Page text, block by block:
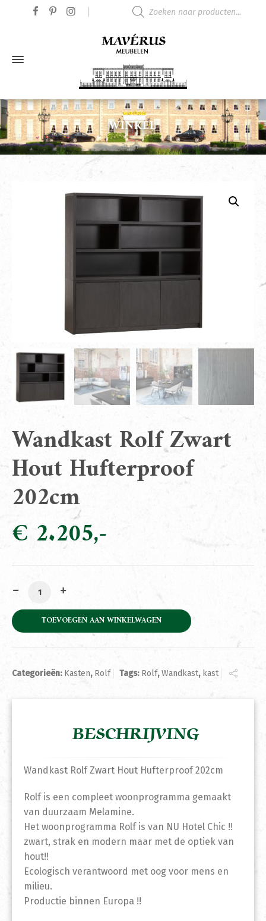
WINKEL
Wandkast Rolf Zwart
Hout Hufterproof
202cm
€ 2.205
Wandkast Rolf Zwart Hout Hufterproof 202cm aantal
TOEVOEGEN AAN WINKELWAGEN
Categorieën: Kasten, Rolf Tags: Rolf,Wandkast, kast
BESCHRIJVING
Wandkast Rolf Zwart Hout Hufterproof 202cm
Rolf is een compleet woonprogramma gemaakt
van duurzaam Melamine.
Het woonprogramma Rolf is van NU Hotel Chic !!
zwart, strak en modern maar met de optiek van
hout!!
Ecologisch verantwoord met oog voor mens en
milieu.
Productie binnen Europa !!